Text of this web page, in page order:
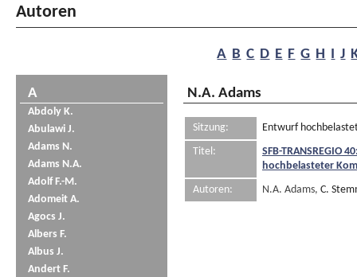
Autoren
A B C D E F G H I J
A
Abdoly K.
Abulawi J.
Adams N.
Adams N.A.
Adolf F.-M.
Adomeit A.
Agocs J.
Albers F.
Albus J.
Andert F.
N.A. Adams
Sitzung:
Entwurf
Titel:
SFB-TRANSREGIO
hochbelasteter
Autoren:
N.A. Adams, C.